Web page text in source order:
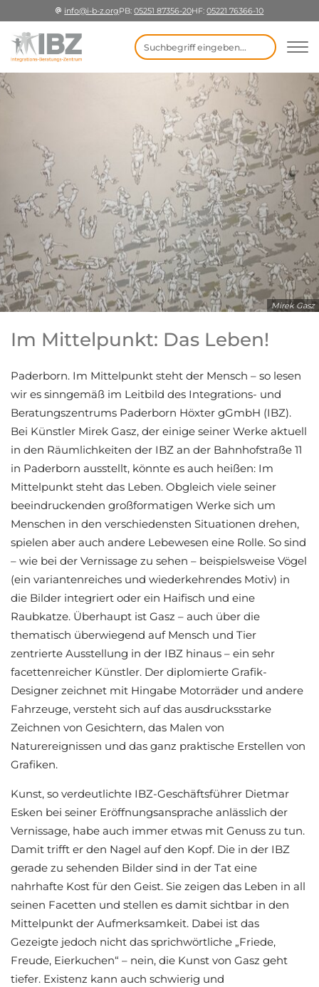
info@i-b-z.orgPB: 05251 87356-20HF: 05221 76366-10
Suchbegriff eingeben
Mirek Gasz
Im Mittelpunkt: Das Leben!
Paderborn. Im Mittelpunkt steht der Mensch – so lesen
wir es sinngemäß im Leitbild des Integrations- und
Beratungszentrums Paderborn Höxter gGmbH (IBZ).
Bei Künstler Mirek Gasz, der einige seiner Werke aktuell
in den Räumlichkeiten der IBZ an der Bahnhofstraße 11
in Paderborn ausstellt, könnte es auch heißen: Im
Mittelpunkt steht das Leben. Obgleich viele seiner
beeindruckenden großformatigen Werke sich um
Menschen in den verschiedensten Situationen drehen,
spielen aber auch andere Lebewesen eine Rolle. So sind
– wie bei der Vernissage zu sehen – beispielsweise Vögel
(ein variantenreiches und wiederkehrendes Motiv) in
die Bilder integriert oder ein Haifisch und eine
Raubkatze. Überhaupt ist Gasz – auch über die
thematisch überwiegend auf Mensch und Tier
zentrierte Ausstellung in der IBZ hinaus – ein sehr
facettenreicher Künstler. Der diplomierte Grafik-
Designer zeichnet mit Hingabe Motorräder und andere
Fahrzeuge, versteht sich auf das ausdrucksstarke
Zeichnen von Gesichtern, das Malen von
Naturereignissen und das ganz praktische Erstellen von
Grafiken.
Kunst, so verdeutlichte IBZ-Geschäftsführer Dietmar
Esken bei seiner Eröffnungsansprache anlässlich der
Vernissage, habe auch immer etwas mit Genuss zu tun.
Damit trifft er den Nagel auf den Kopf. Die in der IBZ
gerade zu sehenden Bilder sind in der Tat eine
nahrhafte Kost für den Geist. Sie zeigen das Leben in all
seinen Facetten und stellen es damit sichtbar in den
Mittelpunkt der Aufmerksamkeit. Dabei ist das
Gezeigte jedoch nicht das sprichwörtliche „Friede,
Freude, Eierkuchen“ – nein, die Kunst von Gasz geht
tiefer. Existenz kann auch schwierig und